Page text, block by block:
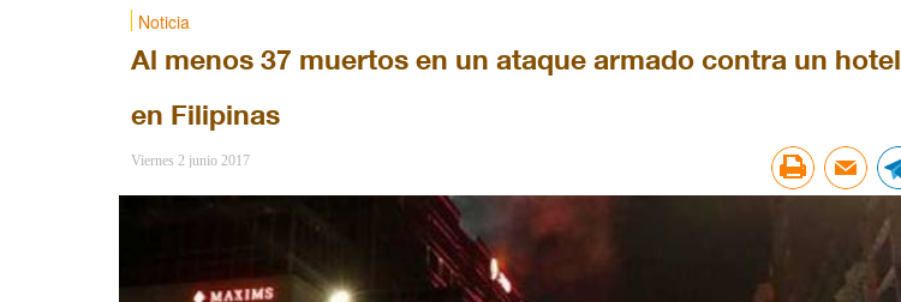
Noticia
Al menos 37 muertos en un ataque armado contra un hotel
en Filipinas
Viernes 2 junio 2017